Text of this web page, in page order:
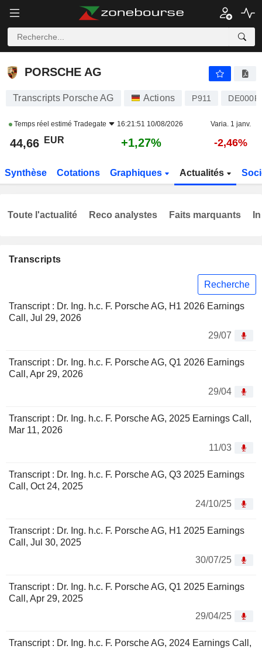
PORSCHE AG
PORSCHE AG
Transcripts Porsche AG Actions P911
Temps réel estimé Tradegate 16:21:51 10/08/2026 Varia. 1 janv.
44,66 EUR +1,27% -2,46%
Synthèse Cotations Graphiques Actualités
Transcripts
Recherche
Transcript : Dr. Ing. h.c. F. Porsche AG, H1 2026 Earnings
Call, Jul 29, 2026
29/07
Transcript : Dr. Ing. h.c. F. Porsche AG, Q1 2026 Earnings
Call, Apr 29, 2026
29/04
Transcript : Dr. Ing. h.c. F. Porsche AG, 2025 Earnings Call,
Mar 11, 2026
11/03
Transcript : Dr. Ing. h.c. F. Porsche AG, Q3 2025 Earnings
Call, Oct 24, 2025
24/10/25
Transcript : Dr. Ing. h.c. F. Porsche AG, H1 2025 Earnings
Call, Jul 30, 2025
30/07/25
Transcript : Dr. Ing. h.c. F. Porsche AG, Q1 2025 Earnings
Call, Apr 29, 2025
29/04/25
Transcript : Dr. Ing. h.c. F. Porsche AG, 2024 Earnings Call,
Toute l'actualité Reco analystes Faits marquants